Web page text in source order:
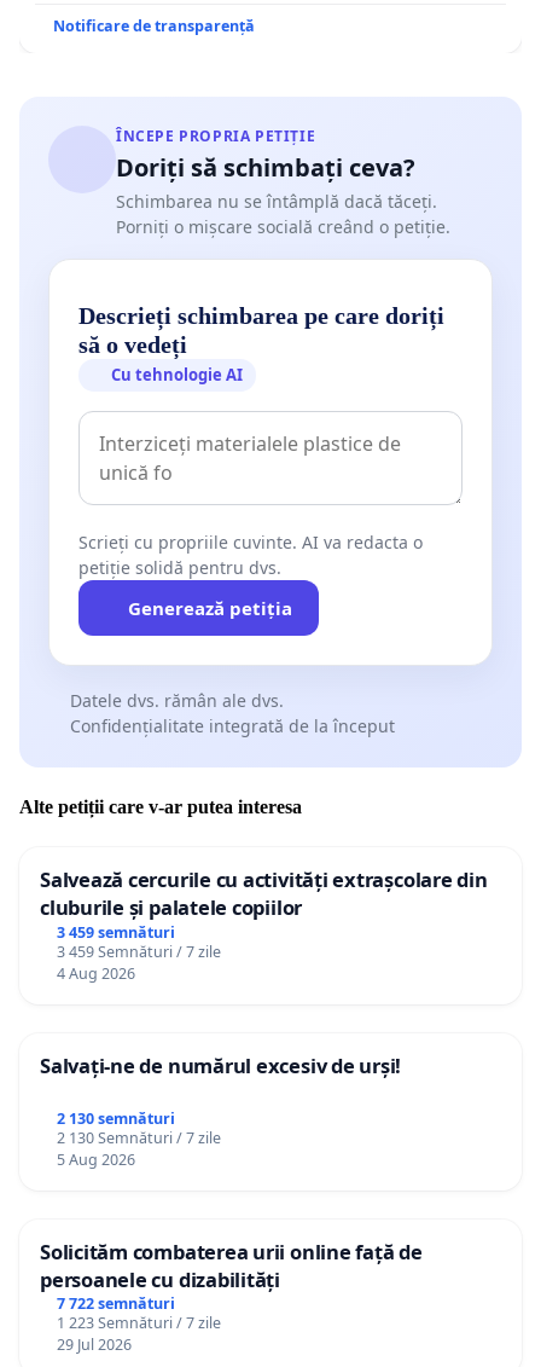
Notificare de transparență
ÎNCEPE PROPRIA PETIȚIE
Doriți să schimbați ceva?
Schimbarea nu se întâmplă dacă tăceți.
Porniți o mișcare socială creând o petiție.
Descrieți schimbarea pe care doriți
să o vedeți
Cu tehnologie AI
Scrieți cu propriile cuvinte. AI va redacta o
petiție solidă pentru dvs.
Generează petiția
Datele dvs. rămân ale dvs.
Confidențialitate integrată de la început
Alte petiții care v-ar putea interesa
Salvează cercurile cu activități extrașcolare din
cluburile și palatele copiilor
3 459 semnături
3 459 Semnături / 7 zile
4 Aug 2026
Salvați-ne de numărul excesiv de urși!
2 130 semnături
2 130 Semnături / 7 zile
5 Aug 2026
Solicităm combaterea urii online față de
persoanele cu dizabilități
7 722 semnături
1 223 Semnături / 7 zile
29 Jul 2026